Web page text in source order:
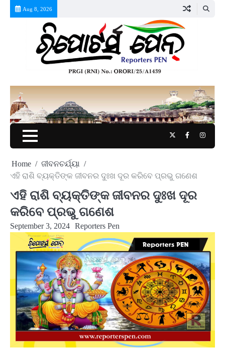
Aug 8, 2026
TwitterFacebook
Home
ଜୀବନଚର୍ଯ୍ୟା
ଏହି ରାଶି ବ୍ୟକ୍ତିଙ୍କ ଜୀବନର ଦୁଃଖ ଦୂର କରିବେ ପ୍ରଭୁ ଗଣେଶ
ଏହି ରାଶି ବ୍ୟକ୍ତିଙ୍କ ଜୀବନର ଦୁଃଖ ଦୂର
କରିବେ ପ୍ରଭୁ ଗଣେଶ
September 3, 2024 Reporters Pen